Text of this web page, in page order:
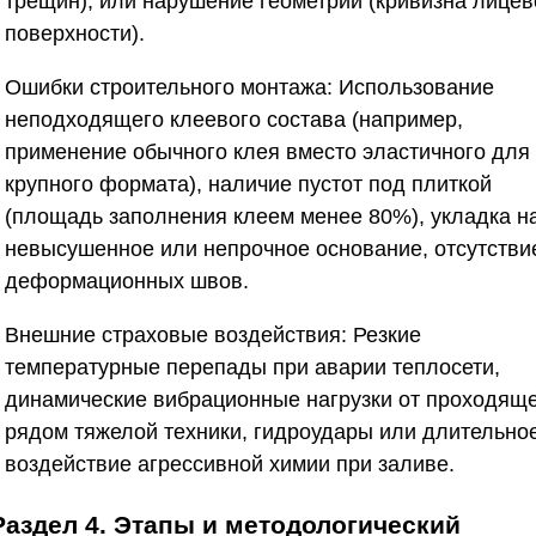
поверхности).
Ошибки строительного монтажа: Использование
неподходящего клеевого состава (например,
применение обычного клея вместо эластичного для
крупного формата), наличие пустот под плиткой
(площадь заполнения клеем менее 80%), укладка
невысушенное или непрочное основание,
деформационных швов.
Внешние страховые воздействия: Резкие
температурные перепады при аварии теплосети,
динамические вибрационные нагрузки от
рядом тяжелой техники, гидроудары или
воздействие агрессивной химии при заливе.
4. Этапы и методологический